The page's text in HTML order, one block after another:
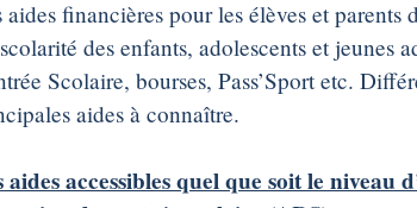
aides financières pour les élèves et parents
des enfants, adolescents et jeunes
Scolaire, bourses, Pass’Sport etc.
aides à connaître.
aides accessibles quel que soit le niveau